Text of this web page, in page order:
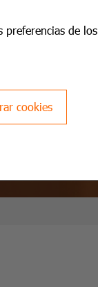
preferencias de los
cookies